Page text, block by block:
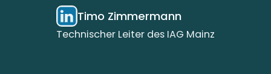
Timo Zimmermann
Technischer Leiter des IAG Mainz